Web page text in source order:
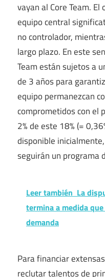
vayan al Core Team.
equipo central
no controlador,
largo plazo. En este
Team están sujetos a
de 3 años para
equipo permanezcan
comprometidos con el
2% de este 18% (=
disponible
seguirán un programa
Leer también La
termina a medida
demanda
Para financiar
reclutar talentos de